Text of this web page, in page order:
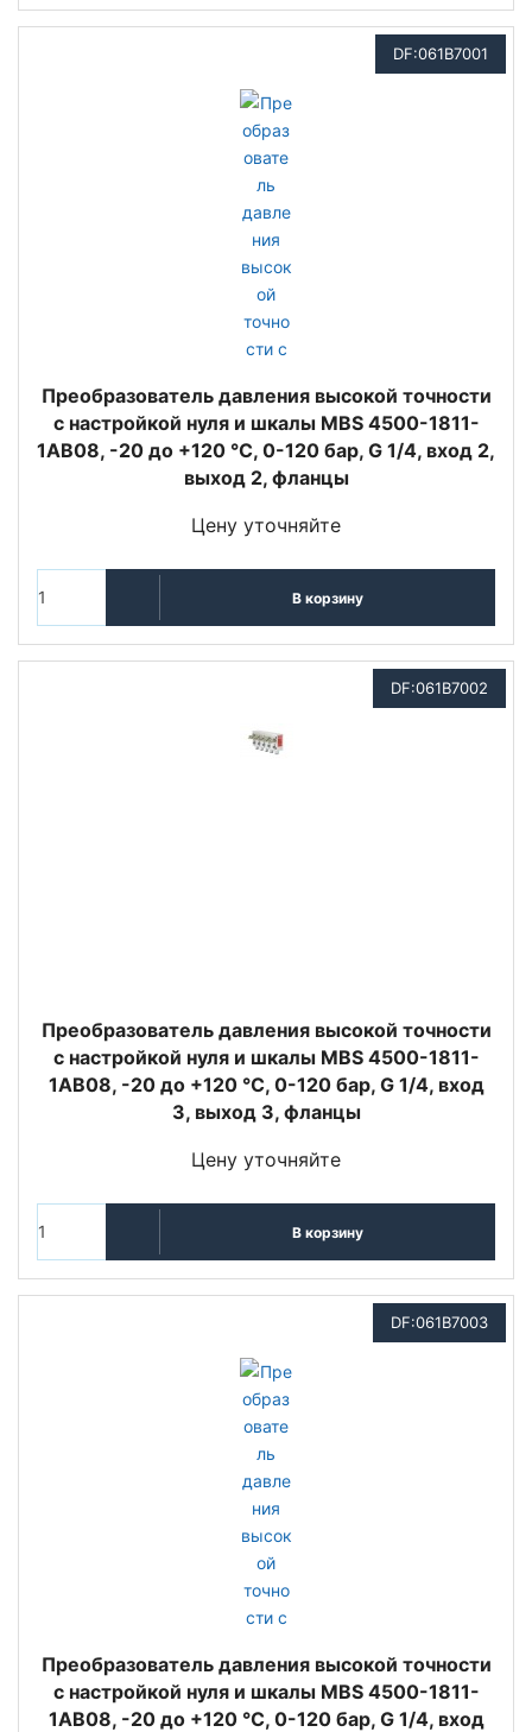
DF:061B7001
Преобразователь давления высокой точности
с настройкой нуля и шкалы MBS 4500-1811-
1AB08, -20 до +120 °C, 0-120 бар, G 1/4, вход 2,
выход 2, фланцы
Цену уточняйте
В корзину
DF:061B7002
Преобразователь давления высокой точности
с настройкой нуля и шкалы MBS 4500-1811-
1AB08, -20 до +120 °C, 0-120 бар, G 1/4, вход
3, выход 3, фланцы
Цену уточняйте
В корзину
DF:061B7003
Преобразователь давления высокой точности
с настройкой нуля и шкалы MBS 4500-1811-
1AB08, -20 до +120 °C, 0-120 бар, G 1/4, вход